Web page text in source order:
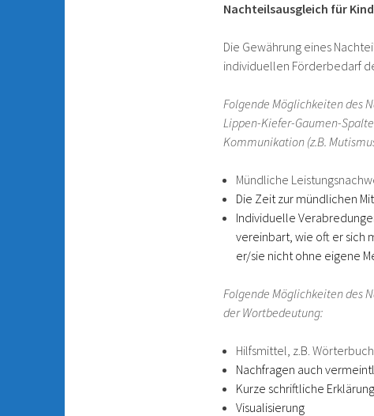
Nachteilsausgleich für
Die Gewährung eines
individuellen Förderbedarf
Folgende Möglichkeiten des
Lippen-Kiefer-Gaumen-
Kommunikation (z.B.
Mündliche
Die Zeit zur mündlichen
Individuelle
vereinbart, wie oft er sich
er/sie nicht ohne eigene
Folgende Möglichkeiten des
der Wortbedeutung:
Hilfsmittel, z.B.
Nachfragen auch
Kurze schriftliche
Visualisierung